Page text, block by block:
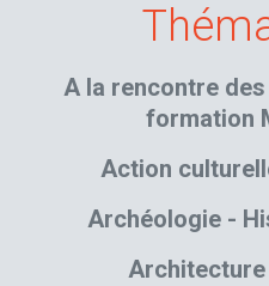
A la rencontre
formation
Action
Archéologie -